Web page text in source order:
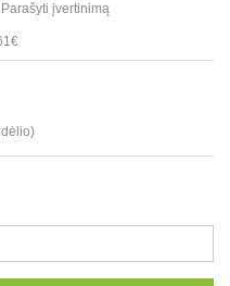
Parašyti įvertinimą